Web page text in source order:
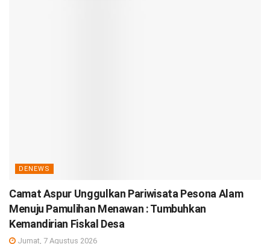
DENEWS
Camat Aspur Unggulkan Pariwisata Pesona Alam
Menuju Pamulihan Menawan : Tumbuhkan
Kemandirian Fiskal Desa
Jumat, 7 Agustus 2026